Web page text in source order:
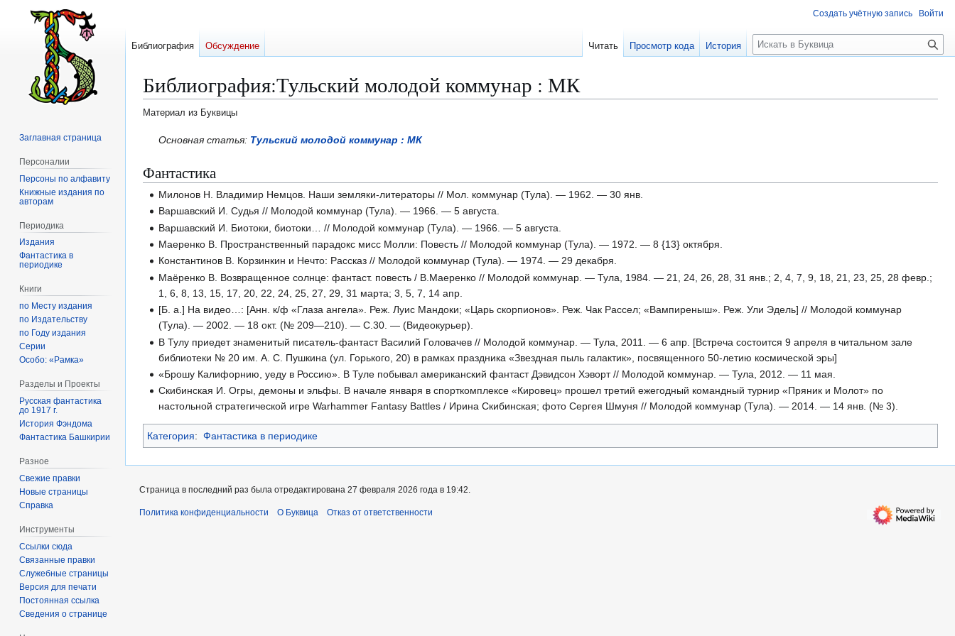
Библиография:Тульский молодой коммунар : МК
Материал из Буквицы
Перейти
навигации
Перейти
поиску
Основная статья: Тульский молодой коммунар : МК
Фантастика
Милонов Н. Владимир Немцов. Наши земляки-литераторы // Мол. коммунар (Тула). — 1962. — 30 янв.
Варшавский И. Судья // Молодой коммунар (Тула). — 1966. — 5 августа.
Варшавский И. Биотоки, биотоки… // Молодой коммунар (Тула). — 1966. — 5 августа.
Маеренко В. Пространственный парадокс мисс Молли: Повесть // Молодой коммунар (Тула). — 1972. — 8 {13} октября.
Константинов В. Корзинкин и Нечто: Рассказ // Молодой коммунар (Тула). — 1974. — 29 декабря.
Маёренко В. Возвращенное солнце: фантаст. повесть / В.Маеренко // Молодой коммунар. — Тула, 1984. — 21, 24, 26, 28, 31 янв.; 2, 4, 7, 9, 18, 21, 23, 25, 28 февр.;
1, 6, 8, 13, 15, 17, 20, 22, 24, 25, 27, 29, 31 марта; 3, 5, 7, 14 апр.
[Б. а.] На видео…: [Анн. к/ф «Глаза ангела». Реж. Луис Мандоки; «Царь скорпионов». Реж. Чак Рассел; «Вампиреныш». Реж. Ули Эдель] // Молодой коммунар
(Тула). — 2002. — 18 окт. (№ 209—210). — С.30. — (Видеокурьер).
В Тулу приедет знаменитый писатель-фантаст Василий Головачев // Молодой коммунар. — Тула, 2011. — 6 апр. [Встреча состоится 9 апреля в читальном зале
библиотеки № 20 им. А. С. Пушкина (ул. Горького, 20) в рамках праздника «Звездная пыль галактик», посвященного 50-летию космической эры]
«Брошу Калифорнию, уеду в Россию». В Туле побывал американский фантаст Дэвидсон Хэворт // Молодой коммунар. — Тула, 2012. — 11 мая.
Скибинская И. Огры, демоны и эльфы. В начале января в спорткомплексе «Кировец» прошел третий ежегодный командный турнир «Пряник и Молот» по
настольной стратегической игре Warhammer Fantasy Battles / Ирина Скибинская; фото Сергея Шмуня // Молодой коммунар (Тула). — 2014. — 14 янв. (№ 3).
Категория: Фантастика в периодике
Создать учётную запись Войти
Библиография Обсуждение Читать Просмотр кода История
П
о
к
Заглавная страница
Персоналии
Персоны по алфавиту
Книжные издания по
авторам
Периодика
Издания
Фантастика в
периодике
Книги
по Месту издания
по Издательству
по Году издания
Серии
Особо: «Рамка»
Разделы и Проекты
Русская фантастика
до 1917 г.
История Фэндома
Фантастика Башкирии
Разное
Свежие правки
Новые страницы
Справка
Инструменты
Ссылки сюда
Связанные правки
Служебные страницы
Версия для печати
Постоянная ссылка
Сведения о странице
Страница в последний раз была отредактирована 27 февраля 2026 года в 19:42.
Политика конфиденциальности О Буквица Отказ от ответственности